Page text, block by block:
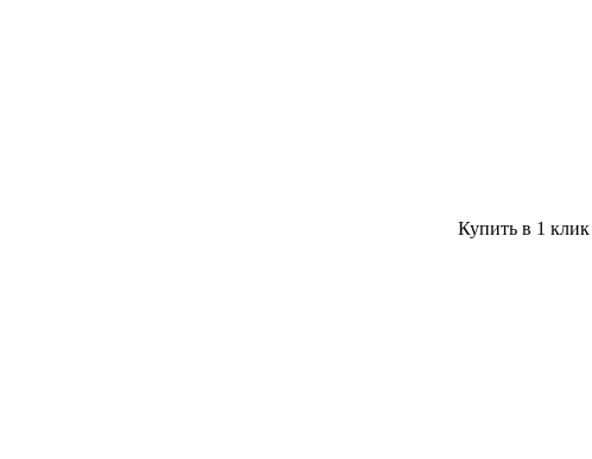
Купить в 1 клик